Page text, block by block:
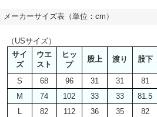
メーカーサイズ表（単位：cm）
（USサイズ）
サイ
ズ
ウエ
スト
ヒッ
プ
股上 渡り 股下
S 68 96 31 31 81
M
74 102 33 33 81.5
L
82 112 36 35 82